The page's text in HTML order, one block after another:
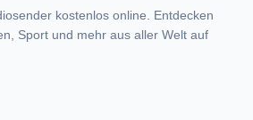
kostenlos online. Entdecken
Sport und mehr aus aller Welt auf